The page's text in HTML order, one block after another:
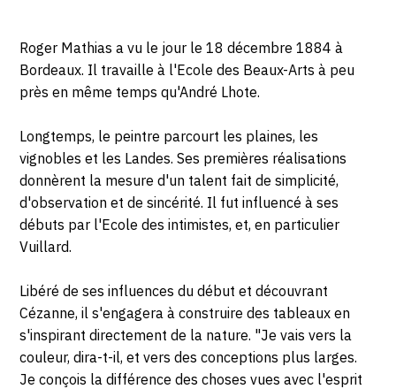
Roger Mathias a vu le jour le 18 décembre 1884 à
Bordeaux. Il travaille à l'Ecole des Beaux-Arts à peu
près en même temps qu'André Lhote.
Longtemps, le peintre parcourt les plaines, les
vignobles et les Landes. Ses premières réalisations
donnèrent la mesure d'un talent fait de simplicité,
d'observation et de sincérité. Il fut influencé à ses
débuts par l'Ecole des intimistes, et, en particulier
Vuillard.
Libéré de ses influences du début et découvrant
Cézanne, il s'engagera à construire des tableaux en
s'inspirant directement de la nature. "Je vais vers la
couleur, dira-t-il, et vers des conceptions plus larges.
Je conçois la différence des choses vues avec l'esprit